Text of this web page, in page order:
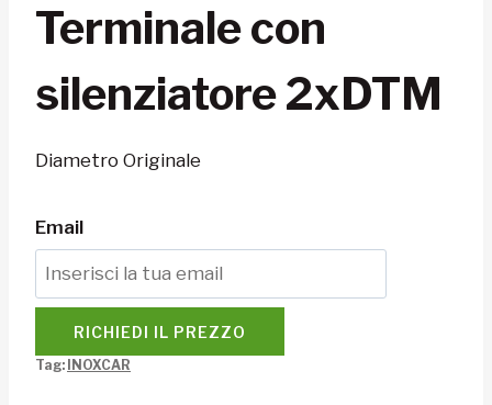
Terminale con
silenziatore 2xDTM
Diametro Originale
Email
RICHIEDI IL PREZZO
Tag: INOXCAR